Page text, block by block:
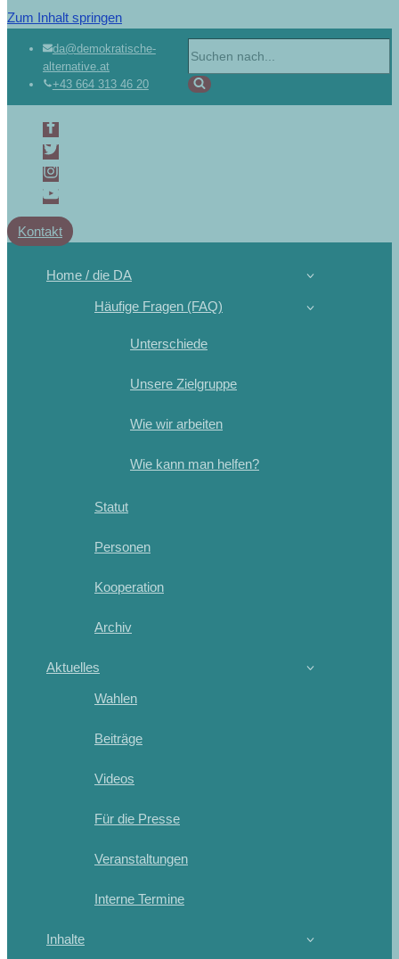
Zum Inhalt springen
da@demokratische-
alternative.at
+43 664 313 46 20
Kontakt
Home / die DA
Häufige Fragen (FAQ)
Unterschiede
Unsere Zielgruppe
Wie wir arbeiten
Wie kann man helfen?
Statut
Personen
Kooperation
Archiv
Aktuelles
Wahlen
Beiträge
Videos
Für die Presse
Veranstaltungen
Interne Termine
Inhalte